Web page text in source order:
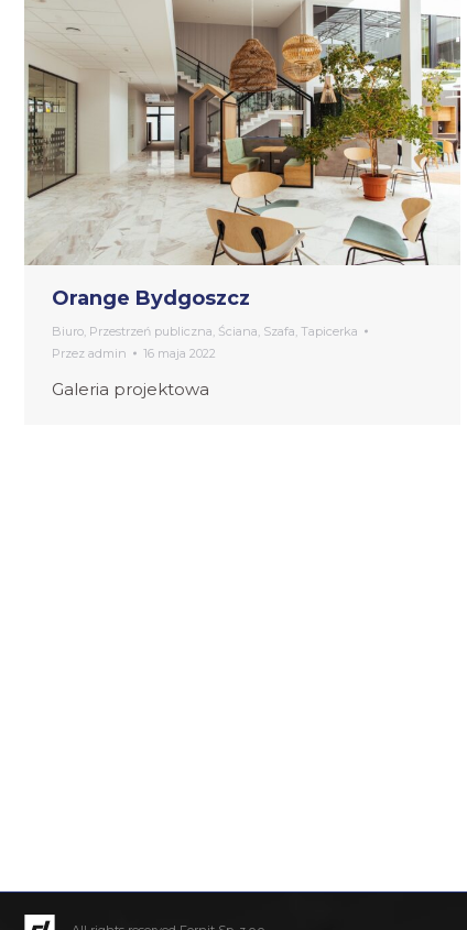
Orange Bydgoszcz
Biuro, Przestrzeń publiczna, Ściana, Szafa, Tapicerka
Przez admin 16 maja 2022
Galeria projektowa